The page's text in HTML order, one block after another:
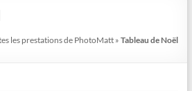
les prestations de PhotoMatt »Tableau de Noël